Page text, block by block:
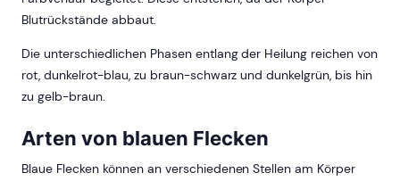
Blutrückstände abbaut.
Die unterschiedlichen Phasen entlang der Heilung reichen von
rot, dunkelrot-blau, zu braun-schwarz und dunkelgrün, bis hin
zu gelb-braun.
Arten von blauen Flecken
Blaue Flecken können an verschiedenen Stellen am Körper